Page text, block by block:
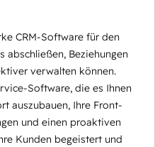
CRM-Software für den
abschließen, Beziehungen
verwalten können.
Software, die es Ihnen
auszubauen, Ihre Front-
und einen proaktiven
Kunden begeistert und